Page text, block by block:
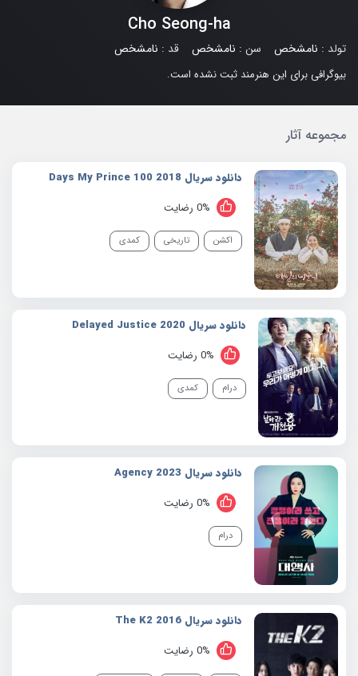
Cho Seong-ha
تولد : نامشخص سن : نامشخص قد : نامشخص
بیوگرافی برای این هنرمند ثبت نشده است.
مجموعه آثار
دانلود سریال 2018 100 Days My Prince
0% رضایت
اکشن تاریخی کمدی
دانلود سریال 2020 Delayed Justice
0% رضایت
درام کمدی
دانلود سریال 2023 Agency
0% رضایت
درام
دانلود سریال 2016 The K2
0% رضایت